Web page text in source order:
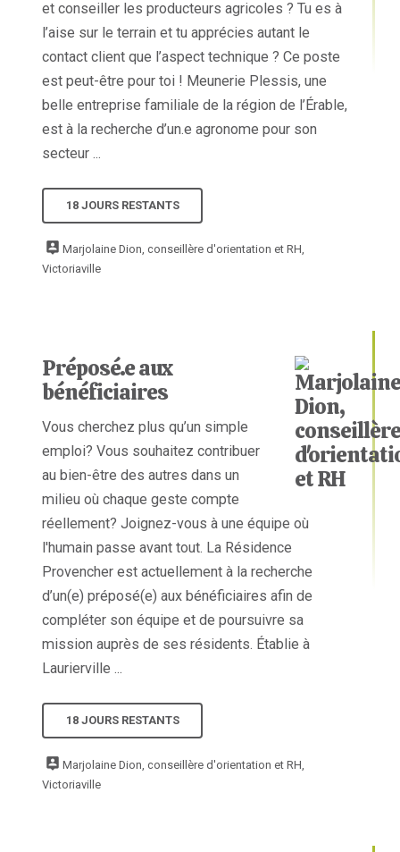
et conseiller les producteurs agricoles ? Tu es à
l’aise sur le terrain et tu apprécies autant le
contact client que l’aspect technique ? Ce poste
est peut-être pour toi ! Meunerie Plessis, une
belle entreprise familiale de la région de l’Érable,
est à la recherche d’un.e agronome pour son
secteur ...
18 JOURS RESTANTS
Marjolaine Dion, conseillère d'orientation et RH,
Victoriaville
Préposé.e aux
bénéficiaires
Vous cherchez plus qu’un simple
emploi? Vous souhaitez contribuer
au bien-être des autres dans un
milieu où chaque geste compte
réellement? Joignez-vous à une équipe où
l'humain passe avant tout. La Résidence
Provencher est actuellement à la recherche
d’un(e) préposé(e) aux bénéficiaires afin de
compléter son équipe et de poursuivre sa
mission auprès de ses résidents. Établie à
Laurierville ...
18 JOURS RESTANTS
Marjolaine Dion, conseillère d'orientation et RH,
Victoriaville